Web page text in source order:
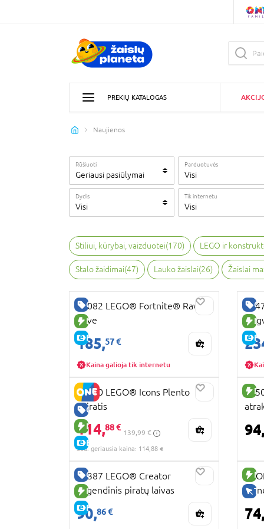
PREKIŲ KATALOGAS
Naujienos
Rūšiuoti
Geriausi pasiūlymai
Parduotuvės
Visi
Dydis
Visi
Tik internetu
Visi
Stiliui, kūrybai, vaizduotei(170) LEGO ir
Stalo žaidimai(47) Lauko žaislai(26) Žaislai
GERA KAINA
NAUJA PREKĖ
E-KAINA
77082 LEGO® Fortnite® Rave
Cave
185,57 €
Kaina galioja tik internetu
GERA KAINA
NAUJA PREKĖ
E-KAINA
11380 LEGO® Icons Plento
dviratis
114,88 €
139,99 €
30d. geriausia kaina: 114,88 €
94,
GERA KAINA
NAUJA PREKĖ
E-KAINA
31387 LEGO® Creator
Legendinis piratų laivas
90,86 € 74,